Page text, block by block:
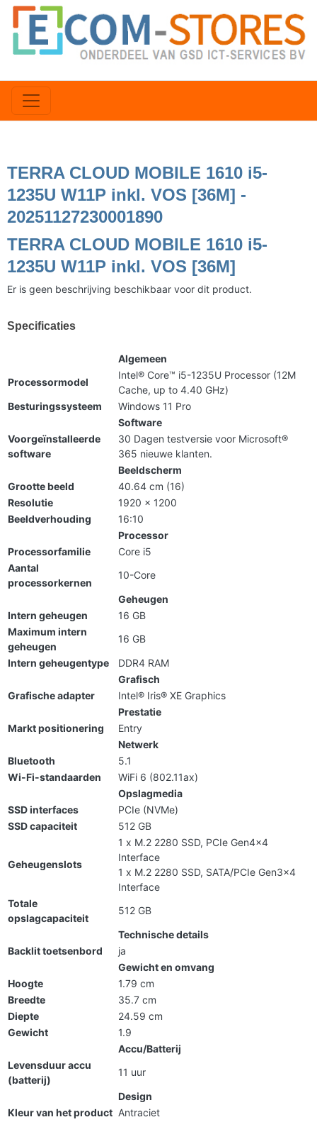
TERRA CLOUD MOBILE 1610 i5-
1235U W11P inkl. VOS [36M] -
20251127230001890
TERRA CLOUD MOBILE 1610 i5-
1235U W11P inkl. VOS [36M]
Er is geen beschrijving beschikbaar voor dit product.
Specificaties
Algemeen
Processormodel
Intel® Core™ i5-1235U Processor (12M
Cache, up to 4.40 GHz)
Besturingssysteem
Windows 11 Pro
Software
Voorgeïnstalleerde
software
30 Dagen testversie voor Microsoft®
365 nieuwe klanten.
Beeldscherm
Grootte beeld
40.64 cm (16)
Resolutie
1920 x 1200
Beeldverhouding
16:10
Processor
Processorfamilie
Core i5
Aantal
processorkernen
10-Core
Geheugen
Intern geheugen
16 GB
Maximum intern
geheugen
16 GB
Intern geheugentype
DDR4 RAM
Grafisch
Grafische adapter
Intel® Iris® XE Graphics
Prestatie
Markt positionering
Entry
Netwerk
Bluetooth
5.1
Wi-Fi-standaarden
WiFi 6 (802.11ax)
Opslagmedia
SSD interfaces
PCIe (NVMe)
SSD capaciteit
512 GB
Geheugenslots
1 x M.2 2280 SSD, PCIe Gen4x4
Interface
1 x M.2 2280 SSD, SATA/PCIe Gen3x4
Interface
Totale
opslagcapaciteit
512 GB
Technische details
Backlit toetsenbord
ja
Gewicht en omvang
Hoogte
1.79 cm
Breedte
35.7 cm
Diepte
24.59 cm
Gewicht
1.9
Accu/Batterij
Levensduur accu
(batterij)
11 uur
Design
Kleur van het product Antraciet